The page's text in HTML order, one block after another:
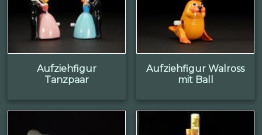
Aufziehfigur
Tanzpaar
Aufziehfigur Walross
mit Ball